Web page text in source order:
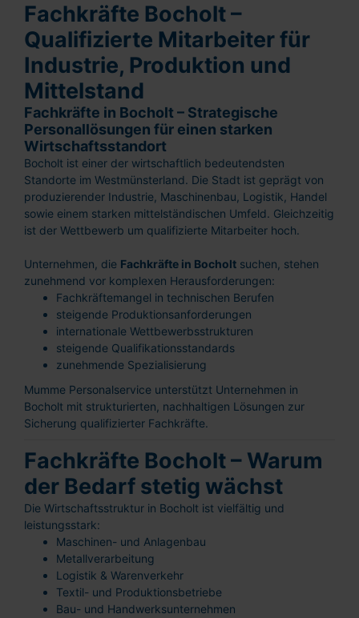
Fachkräfte Bocholt –
Qualifizierte Mitarbeiter für
Industrie, Produktion und
Mittelstand
Fachkräfte in Bocholt – Strategische
Personallösungen für einen starken
Wirtschaftsstandort
Bocholt ist einer der wirtschaftlich bedeutendsten
Standorte im Westmünsterland. Die Stadt ist geprägt von
produzierender Industrie, Maschinenbau, Logistik, Handel
sowie einem starken mittelständischen Umfeld. Gleichzeitig
ist der Wettbewerb um qualifizierte Mitarbeiter hoch.
Unternehmen, die Fachkräfte in Bocholt suchen, stehen
zunehmend vor komplexen Herausforderungen:
Fachkräftemangel in technischen Berufen
steigende Produktionsanforderungen
internationale Wettbewerbsstrukturen
steigende Qualifikationsstandards
zunehmende Spezialisierung
Mumme Personalservice unterstützt Unternehmen in
Bocholt mit strukturierten, nachhaltigen Lösungen zur
Sicherung qualifizierter Fachkräfte.
Fachkräfte Bocholt – Warum
der Bedarf stetig wächst
Die Wirtschaftsstruktur in Bocholt ist vielfältig und
leistungsstark:
Maschinen- und Anlagenbau
Metallverarbeitung
Logistik & Warenverkehr
Textil- und Produktionsbetriebe
Bau- und Handwerksunternehmen